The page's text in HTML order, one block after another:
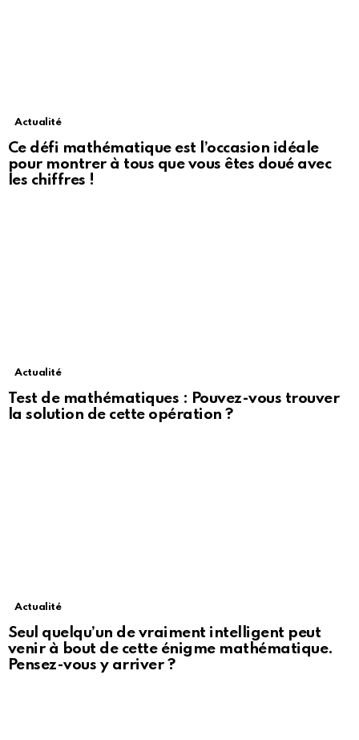
Actualité
Ce défi mathématique est l’occasion idéale
pour montrer à tous que vous êtes doué avec
les chiffres !
Actualité
Test de mathématiques : Pouvez-vous trouver
la solution de cette opération ?
Actualité
Seul quelqu’un de vraiment intelligent peut
venir à bout de cette énigme mathématique.
Pensez-vous y arriver ?